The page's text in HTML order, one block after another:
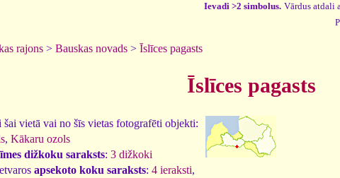
Ievadi >2 simbolus. Vārdus atdali
rajons > Bauskas novads > Īslīces pagasts
Īslīces pagasts
vietā vai no šīs vietas fotografēti objekti:
, Kākaru ozols
dižkoku saraksts: 3 dižkoki
apsekoto koku saraksts: 4 ieraksti,